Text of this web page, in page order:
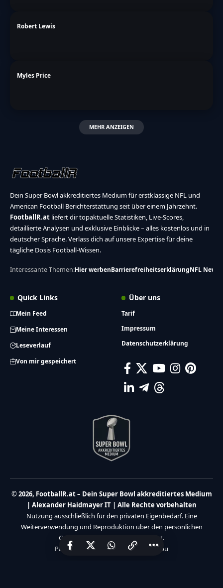
Robert Lewis
Myles Price
MEHR ANZEIGEN
Dein Super Bowl akkreditiertes Medium für erstklassige NFL und
American Football Berichterstattung seit über einem Jahrzehnt.
FootballR.at liefert dir topaktuelle Statistiken, Live-Scores,
detaillierte Analysen und exklusive Einblicke – alles kostenlos und in
deutscher Sprache. Verlass dich auf unsere Expertise für deine
tägliche Dosis Football-Wissen.
Interessante Themen:Hier werbenBarrierefreiheitserklärungNFL News
Quick Links
Mein Feed
Meine Interessen
Leseverlauf
Von mir gespeichert
Über uns
Tarif
Impressum
Datenschutzerklärung
© 2026, FootballR.at – Dein Super Bowl akkreditiertes Medium
| Alexander Haidmayer IT | Alle Rechte vorbehalten
Nutzung ausschließlich für den privaten Eigenbedarf. Eine
Weiterverwendung und Reproduktion über den persönlichen
Gebrauch hinaus ist nicht gestattet.
Partner:
Haidmayer IT We Care 4 You